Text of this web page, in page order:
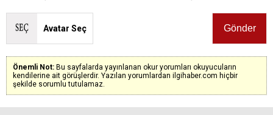
Avatar Seç
Önemli Not: Bu sayfalarda yayınlanan okur yorumları okuyucuların
kendilerine ait görüşlerdir. Yazılan yorumlardan ilgihaber.com hiçbir
şekilde sorumlu tutulamaz.